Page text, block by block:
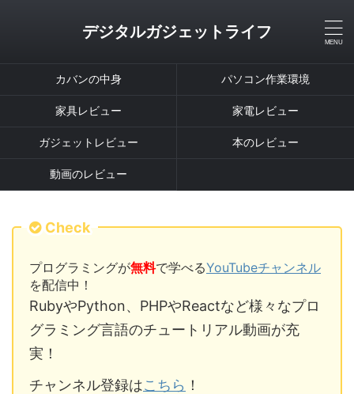
デジタルガジェットライフ
カバンの中身 パソコン作業環境
家具レビュー 家電レビュー
ガジェットレビュー 本のレビュー
動画のレビュー
Check
プログラミングが無料で学べるYouTubeチャンネル
を配信中！
RubyやPython、PHPやReactなど様々なプロ
グラミング言語のチュートリアル動画が充
実！
チャンネル登録はこちら ！